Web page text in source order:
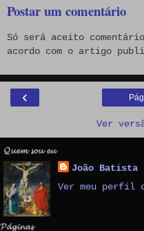
Postar um comentário
Só será aceito
acordo com o artigo
‹
Ver
𝓠𝓾𝓮𝓶 𝓼𝓸𝓾 𝓮𝓾
João Batista
Ver meu perfil
𝓟𝓪́𝓰𝓲𝓷𝓪𝓼